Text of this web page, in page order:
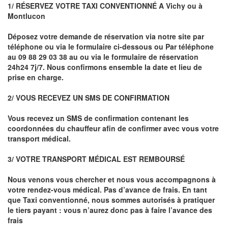
1/ RÉSERVEZ VOTRE TAXI CONVENTIONNÉ A Vichy ou à
Montlucon
Déposez votre demande de réservation via notre site par
téléphone ou via le formulaire ci-dessous ou Par téléphone
au 09 88 29 03 38 au ou via le formulaire de réservation
24h24 7j/7. Nous confirmons ensemble la date et lieu de
prise en charge.
2/ VOUS RECEVEZ UN SMS DE CONFIRMATION
Vous recevez un SMS de confirmation contenant les
coordonnées du chauffeur afin de confirmer avec vous votre
transport médical.
3/ VOTRE TRANSPORT MÉDICAL EST REMBOURSÉ
Nous venons vous chercher et nous vous accompagnons à
votre rendez-vous médical. Pas d’avance de frais. En tant
que Taxi conventionné, nous sommes autorisés à pratiquer
le tiers payant : vous n’aurez donc pas à faire l’avance des
frais